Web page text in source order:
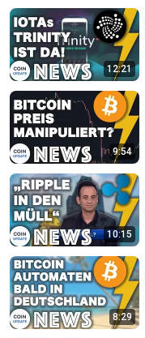
12:21
9:54
10:15
8:29